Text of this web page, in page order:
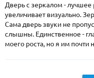
Дверь с зеркалом - лучшее
увеличивает визуально.
Сама дверь звуки не
слышны. Единственное -
моего роста, но я им